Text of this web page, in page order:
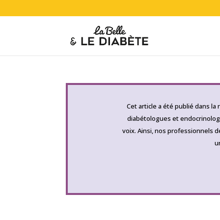
Cet article a été publié dans
diabétologues et
voix. Ainsi, nos professionnels